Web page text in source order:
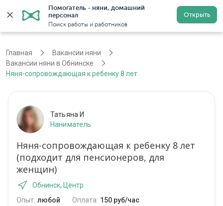
Помогатель - няни, домашний
персонал
Поиск работы и работников
Открыть
Регистрация
Главная
Вакансии няни
Вакансии няни в Обнинске
Няня-сопровождающая к ребенку 8 лет
Татьяна И
Наниматель
Няня-сопровождающая к ребенку 8 лет
(подходит для пенсионеров, для
женщин)
Обнинск, Центр
Опыт: любой Оплата: 150 руб/час